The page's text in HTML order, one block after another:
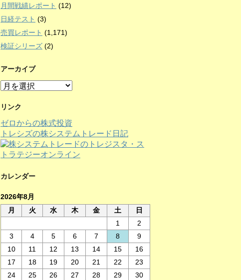
月間戦績レポート (12)
日経テスト (3)
売買レポート (1,171)
検証シリーズ (2)
アーカイブ
ア
カ
ブ
リンク
ゼロからの株式投資
トレシズの株システムトレード日記
カレンダー
2026年8月
月
火 水 木 金 土
日
1
2
3
4 5 6 7 8
9
10
11 12 13 14 15
16
17
18 19 20 21 22
23
24
25 26 27 28 29
30